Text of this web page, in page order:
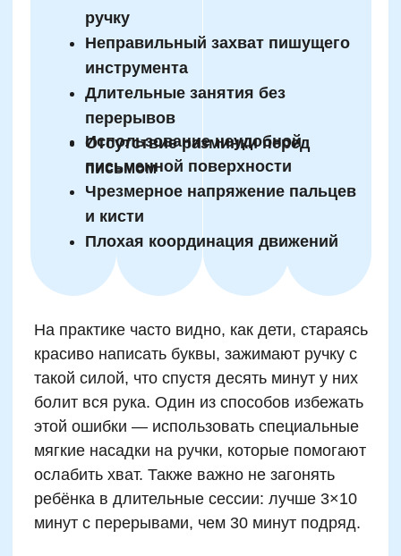
Плохая осанка снижает точность
движений
Голова опущена — теряется угол
Сутулость ухудшает дыхание и
симметрии букв
Неправильная посадка
перегружает руки
Изогнутая спина снижает контроль
Перекошенное сидение искажают
наклон строки
Как неправильная осанка
влияет на качество
почерка ребёнка